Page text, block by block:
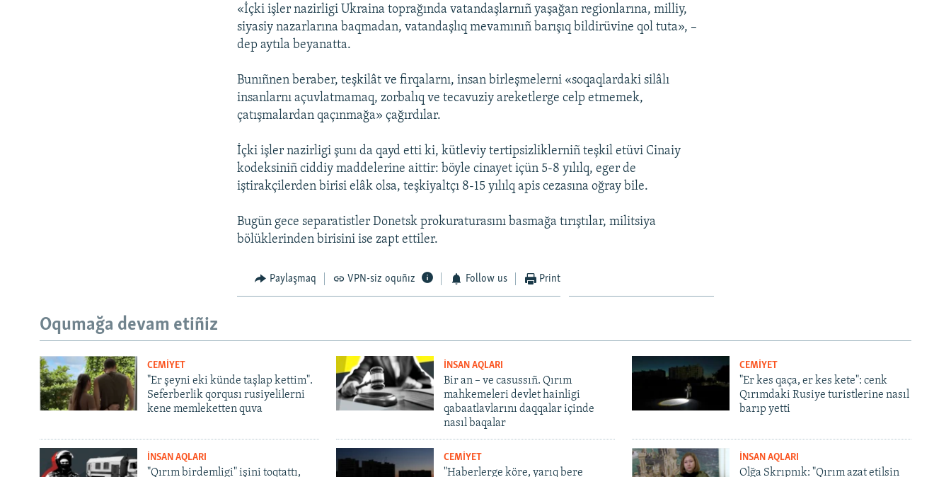
«İçki işler nazirligi Ukraina toprağında vatandaşlarnıñ yaşağan regionlarına, milliy,
siyasiy nazarlarına baqmadan, vatandaşlıq mevamınıñ barışıq bildirüvine qol tuta», –
dep aytıla beyanatta.
Bunıñnen beraber, teşkilât ve firqalarnı, insan birleşmelerni «soqaqlardaki silâlı
insanlarnı açuvlatmamaq, zorbalıq ve tecavuziy areketlerge celp etmemek,
çatışmalardan qaçınmağa» çağırdılar.
İçki işler nazirligi şunı da qayd etti ki, kütleviy tertipsizliklerniñ teşkil etüvi Cinaiy
kodeksiniñ ciddiy maddelerine aittir: böyle cinayet içün 5-8 yılılq, eger de
iştirakçilerden birisi elâk olsa, teşkiyaltçı 8-15 yılılq apis cezasına oğray bile.
Bugün gece separatistler Donetsk prokuraturasını basmağa tırıştılar, militsiya
bölüklerinden birisini ise zapt ettiler.
Paylaşmaq VPN-siz oquñız Follow us Print
Oqumağa devam etiñiz
CEMİYET
"Er şeyni eki künde taşlap kettim".
Seferberlik qorqusı rusiyelilerni
kene memleketten quva
İNSAN AQLARI
Bir an – ve casussıñ. Qırım
mahkemeleri devlet hainligi
qabaatlavlarını daqqalar içinde
nasıl baqalar
CEMİYET
"Er kes qaça, er kes kete": cenk
Qırımdaki Rusiye turistlerine nasıl
barıp yetti
İNSAN AQLARI
"Qırım birdemligi" işini toqtattı,
CEMİYET
"Haberlerge köre, yarıq bere
İNSAN AQLARI
Olğa Skrıpnık: "Qırım azat etilsin